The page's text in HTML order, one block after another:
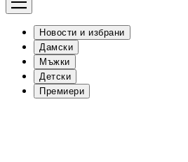
Новости и избрани
Дамски
Мъжки
Детски
Премиери